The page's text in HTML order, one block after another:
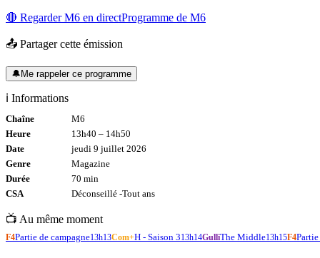
🔴 RegarderM6 en directProgramme de M6
📤 Partager cette émission
🔔Me rappeler ce programme
ℹ️ Informations
Chaîne
M6
Heure
13h40 – 14h50
Date
jeudi 9 juillet 2026
Genre
Magazine
Durée
70 min
CSA
Déconseillé -Tout ans
📺 Au même moment
F4Partie de campagne13h13Com+H - Saison 313h14GulliThe Middle13h15F4